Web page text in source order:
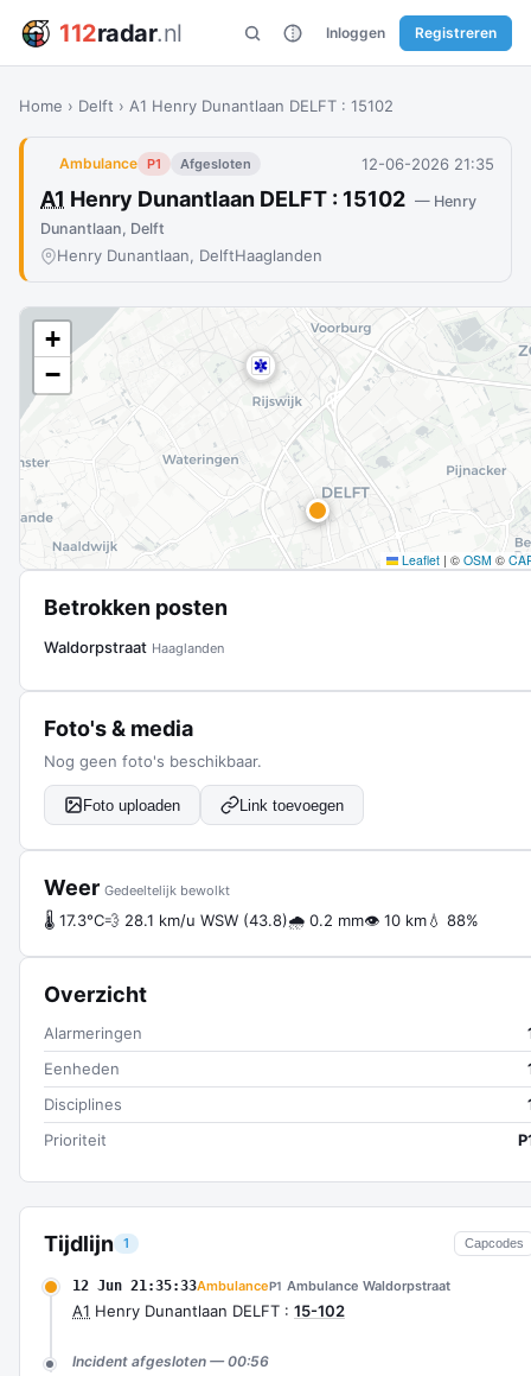
112radar.nl Inloggen Registreren
Home › Delft › A1 Henry Dunantlaan DELFT : 15102
Ambulance P1 Afgesloten 12-06-2026 21:35
A1 Henry Dunantlaan DELFT : 15102 — Henry
Dunantlaan, Delft
Henry Dunantlaan, DelftHaaglanden
Tijdlijn 1 Capcodes
12 Jun 21:35:33AmbulanceP1 Ambulance Waldorpstraat
A1 Henry Dunantlaan DELFT : 15-102
Incident afgesloten — 00:56
+
−
Leaflet | © OSM ©
Betrokken posten
Waldorpstraat Haaglanden
Foto's & media
Nog geen foto's beschikbaar.
Foto uploaden Link toevoegen
Weer Gedeeltelijk bewolkt
🌡 17.3°C💨 28.1 km/u WSW (43.8)🌧 0.2 mm👁 10 km💧 88%
Overzicht
Alarmeringen
Eenheden
Disciplines
Prioriteit